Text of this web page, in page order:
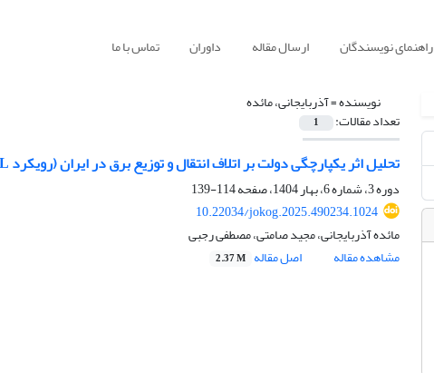
راهنمای نویسندگان ارسال مقاله داوران تماس با ما
نویسنده =آذربایجانی، مائده
تعداد مقالات: 1
تحلیل اثر یکپارچگی دولت بر اتلاف انتقال و توزیع برق در ایران (رویکرد QARDL)
دوره 3، شماره 6، بهار 1404، صفحه
114-139
10.22034/jokog.2025.490234.1024
مائده آذربایجانی، مجید صامتی، مصطفی رجبی
مشاهده مقاله
اصل مقاله 2.37 M